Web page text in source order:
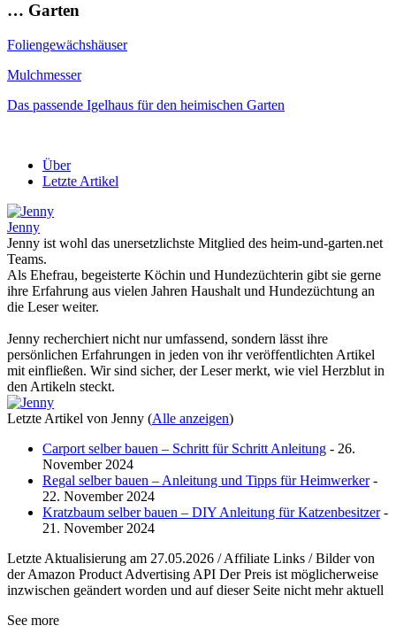
… Garten
Foliengewächshäuser
Mulchmesser
Das passende Igelhaus für den heimischen Garten
Über
Letzte Artikel
Jenny
Jenny ist wohl das unersetzlichste Mitglied des heim-und-garten.net
Teams.
Als Ehefrau, begeisterte Köchin und Hundezüchterin gibt sie gerne
ihre Erfahrung aus vielen Jahren Haushalt und Hundezüchtung an
die Leser weiter.
Jenny recherchiert nicht nur umfassend, sondern lässt ihre
persönlichen Erfahrungen in jeden von ihr veröffentlichten Artikel
mit einfließen. Wir sind sicher, der Leser merkt, wie viel Herzblut in
den Artikeln steckt.
Letzte Artikel von Jenny (Alle anzeigen)
Carport selber bauen – Schritt für Schritt Anleitung - 26.
November 2024
Regal selber bauen – Anleitung und Tipps für Heimwerker-
22. November 2024
Kratzbaum selber bauen – DIY Anleitung für Katzenbesitzer-
21. November 2024
Letzte Aktualisierung am 27.05.2026 / Affiliate Links / Bilder von
der Amazon Product Advertising API Der Preis ist möglicherweise
inzwischen geändert worden und auf dieser Seite nicht mehr aktuell
See more